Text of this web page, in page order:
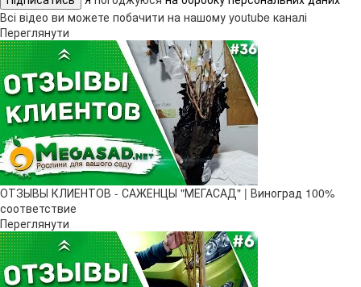
Всі відео ви можете побачити на нашому youtube каналі
Переглянути
ОТЗЫВЫ КЛИЕНТОВ - САЖЕНЦЫ "МЕГАСАД" | Виноград 100%
соответствие
Переглянути